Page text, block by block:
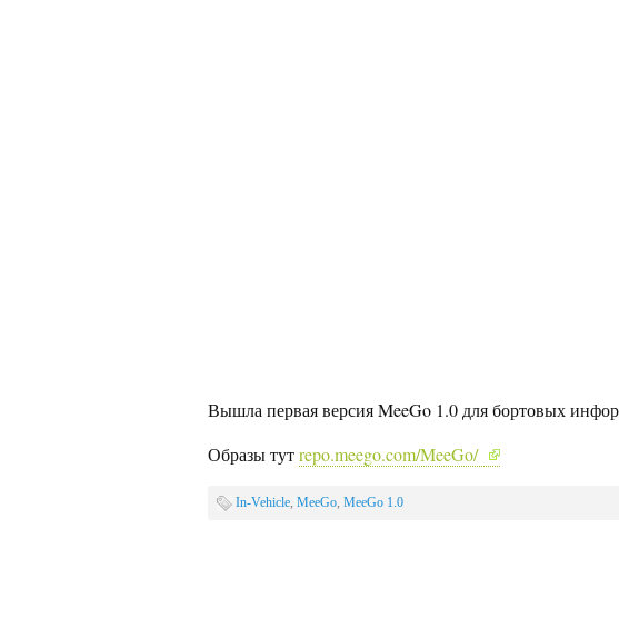
Вышла первая версия MeeGo 1.0 для бортовых
Образы тутrepo.meego.com/MeeGo/
In-Vehicle, MeeGo, MeeGo 1.0